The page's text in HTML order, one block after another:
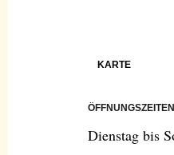
KARTE
ÖFFNUNGSZEITEN
Dienstag bis